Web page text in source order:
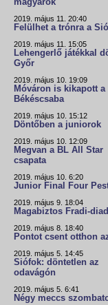
magyarok
2019. május 11. 20:40
Felülhet a trónra a
2019. május 11. 15:05
Lehengerlő játékkal
Győr
2019. május 10. 19:09
Móváron is kikapott a
Békéscsaba
2019. május 10. 15:12
Döntőben a juniorok
2019. május 10. 12:09
Megvan a BL All Star
csapata
2019. május 10. 6:20
Junior Final Four
2019. május 9. 18:04
Magabiztos Fradi-
2019. május 8. 18:40
Pontot csent otthon
2019. május 5. 14:45
Siófok: döntetlen az
odavágón
2019. május 5. 6:41
Négy meccs